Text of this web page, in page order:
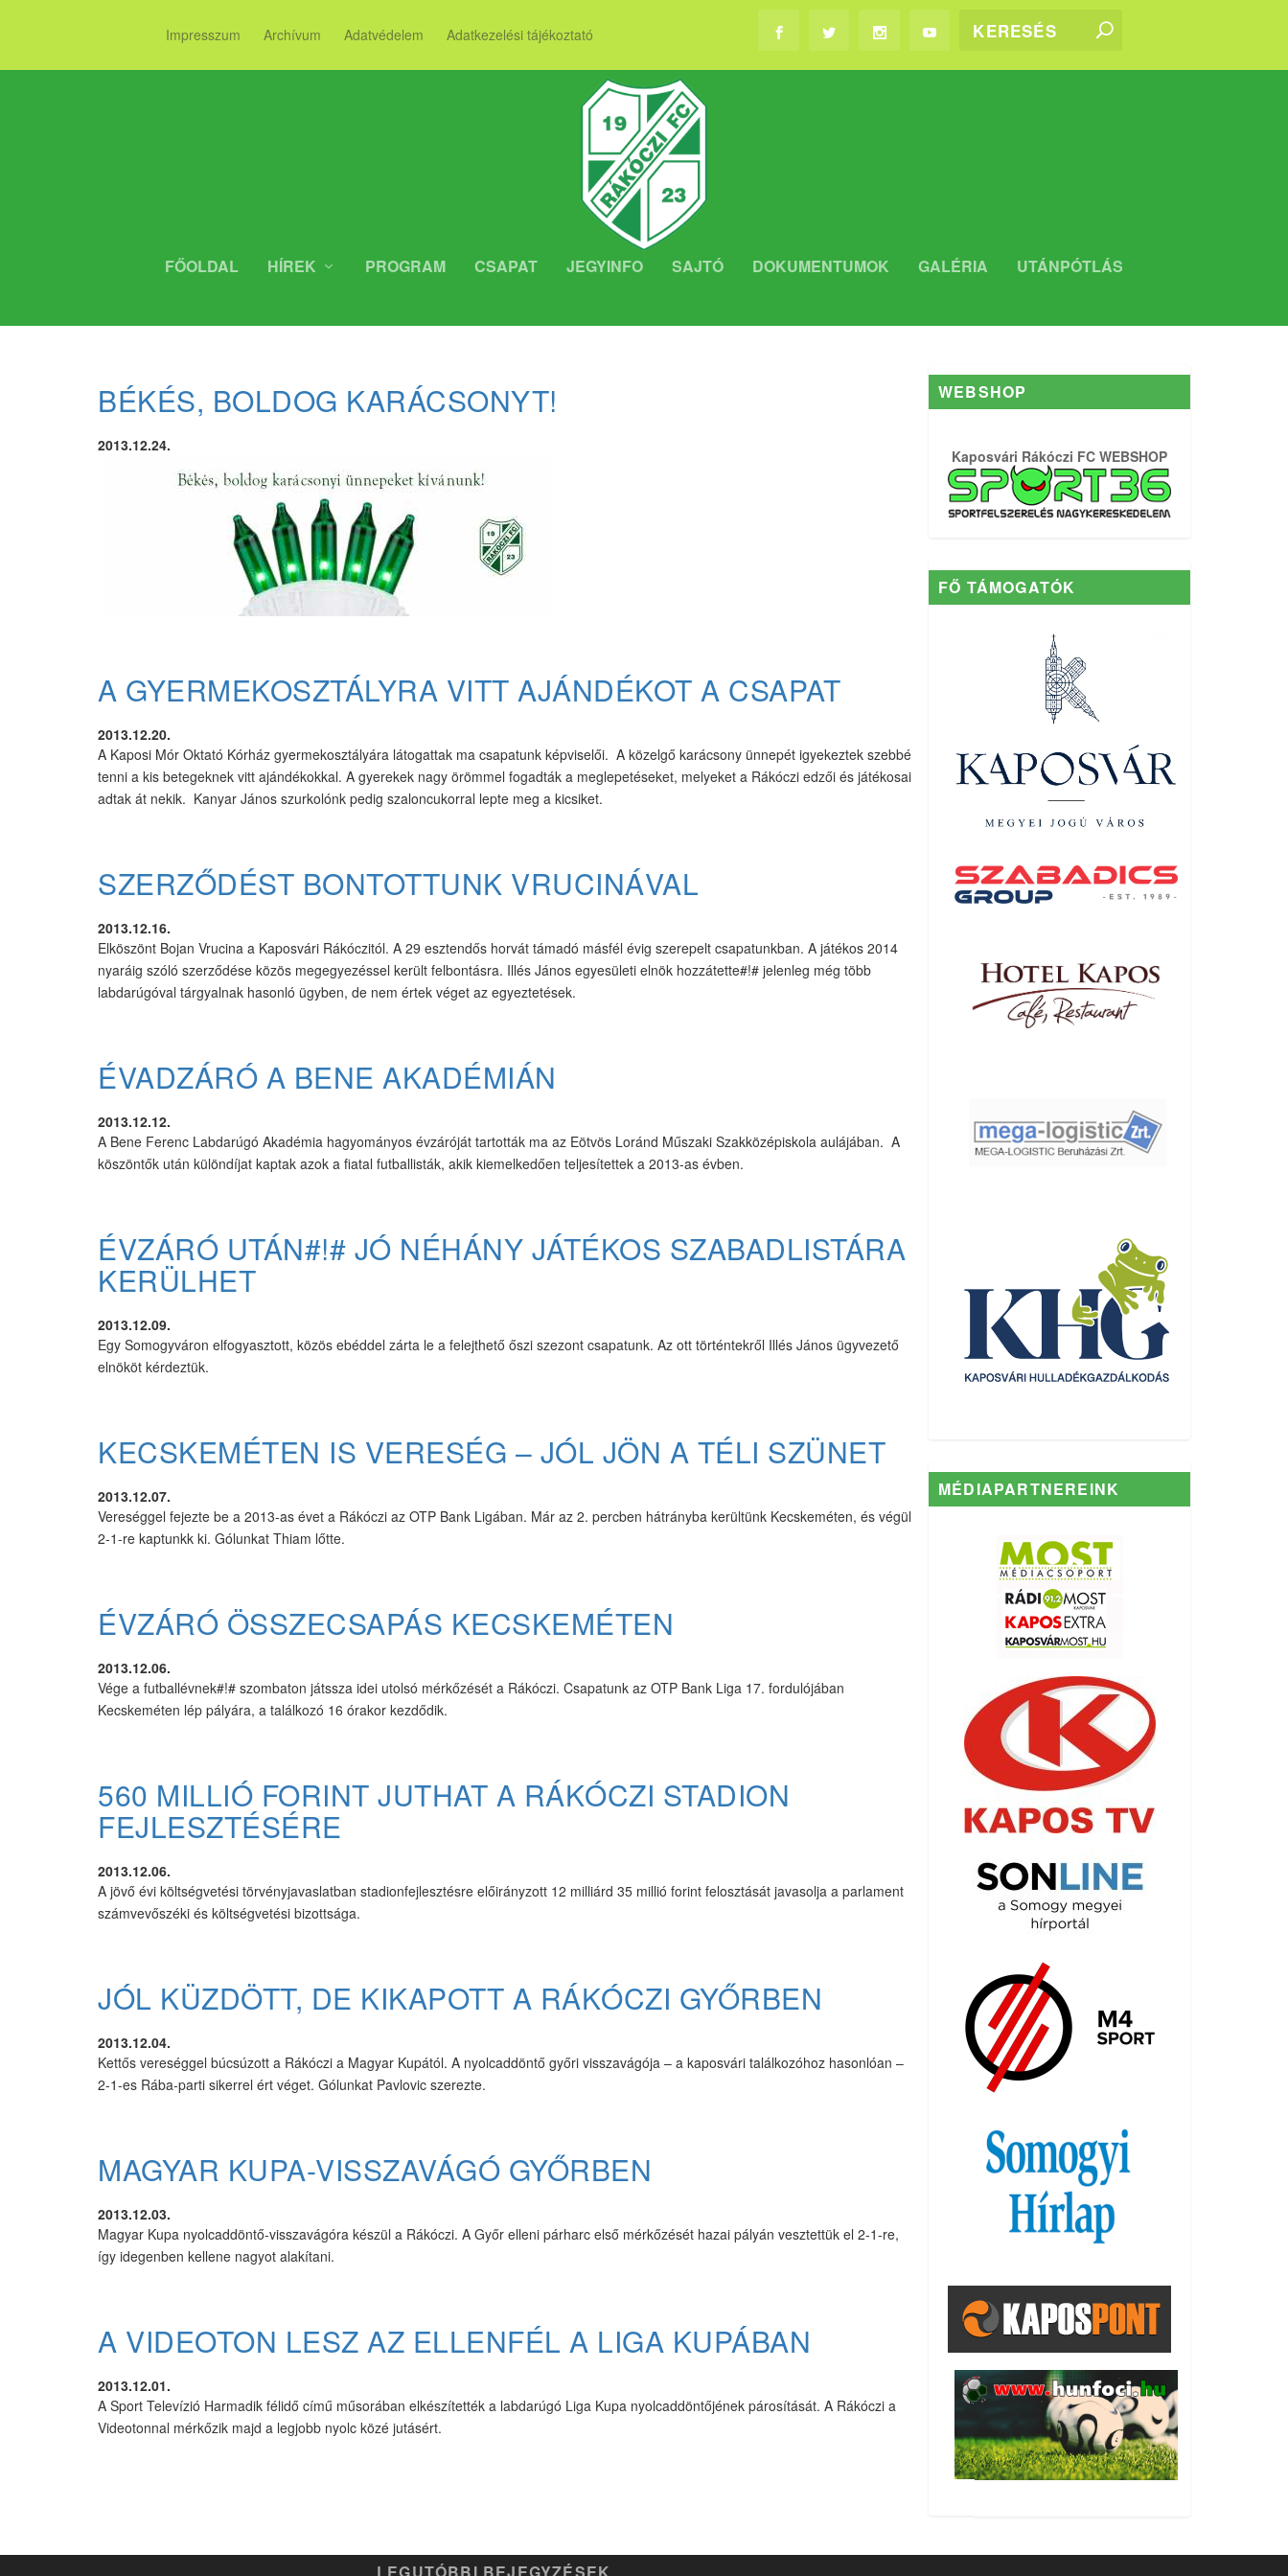
Impresszum Archívum Adatvédelem Adatkezelési tájékoztató
FŐOLDAL HÍREK PROGRAM CSAPAT JEGYINFO SAJTÓ DOKUMENTUMOK GALÉRIA UTÁNPÓTLÁS
BÉKÉS, BOLDOG KARÁCSONYT!
2013.12.24.
A GYERMEKOSZTÁLYRA VITT AJÁNDÉKOT A CSAPAT
2013.12.20.
A Kaposi Mór Oktató Kórház gyermekosztályára látogattak ma csapatunk képviselői. A közelgő karácsony ünnepét igyekeztek szebbé
tenni a kis betegeknek vitt ajándékokkal. A gyerekek nagy örömmel fogadták a meglepetéseket, melyeket a Rákóczi edzői és játékosai
adtak át nekik. Kanyar János szurkolónk pedig szaloncukorral lepte meg a kicsiket.
SZERZŐDÉST BONTOTTUNK VRUCINÁVAL
2013.12.16.
Elköszönt Bojan Vrucina a Kaposvári Rákóczitól. A 29 esztendős horvát támadó másfél évig szerepelt csapatunkban. A játékos 2014
nyaráig szóló szerződése közös megegyezéssel került felbontásra. Illés János egyesületi elnök hozzátette#!# jelenleg még több
labdarúgóval tárgyalnak hasonló ügyben, de nem értek véget az egyeztetések.
ÉVADZÁRÓ A BENE AKADÉMIÁN
2013.12.12.
A Bene Ferenc Labdarúgó Akadémia hagyományos évzáróját tartották ma az Eötvös Loránd Műszaki Szakközépiskola aulájában. A
köszöntők után különdíjat kaptak azok a fiatal futballisták, akik kiemelkedően teljesítettek a 2013-as évben.
ÉVZÁRÓ UTÁN#!# JÓ NÉHÁNY JÁTÉKOS SZABADLISTÁRA
KERÜLHET
2013.12.09.
Egy Somogyváron elfogyasztott, közös ebéddel zárta le a felejthető őszi szezont csapatunk. Az ott történtekről Illés János ügyvezető
elnököt kérdeztük.
KECSKEMÉTEN IS VERESÉG – JÓL JÖN A TÉLI SZÜNET
2013.12.07.
Vereséggel fejezte be a 2013-as évet a Rákóczi az OTP Bank Ligában. Már az 2. percben hátrányba kerültünk Kecskeméten, és végül
2-1-re kaptunkk ki. Gólunkat Thiam lőtte.
ÉVZÁRÓ ÖSSZECSAPÁS KECSKEMÉTEN
2013.12.06.
Vége a futballévnek#!# szombaton játssza idei utolsó mérkőzését a Rákóczi. Csapatunk az OTP Bank Liga 17. fordulójában
Kecskeméten lép pályára, a találkozó 16 órakor kezdődik.
560 MILLIÓ FORINT JUTHAT A RÁKÓCZI STADION
FEJLESZTÉSÉRE
2013.12.06.
A jövő évi költségvetési törvényjavaslatban stadionfejlesztésre előirányzott 12 milliárd 35 millió forint felosztását javasolja a parlament
számvevőszéki és költségvetési bizottsága.
JÓL KÜZDÖTT, DE KIKAPOTT A RÁKÓCZI GYŐRBEN
2013.12.04.
Kettős vereséggel búcsúzott a Rákóczi a Magyar Kupától. A nyolcaddöntő győri visszavágója – a kaposvári találkozóhoz hasonlóan –
2-1-es Rába-parti sikerrel ért véget. Gólunkat Pavlovic szerezte.
MAGYAR KUPA-VISSZAVÁGÓ GYŐRBEN
2013.12.03.
Magyar Kupa nyolcaddöntő-visszavágóra készül a Rákóczi. A Győr elleni párharc első mérkőzését hazai pályán vesztettük el 2-1-re,
így idegenben kellene nagyot alakítani.
A VIDEOTON LESZ AZ ELLENFÉL A LIGA KUPÁBAN
2013.12.01.
A Sport Televízió Harmadik félidő című műsorában elkészítették a labdarúgó Liga Kupa nyolcaddöntőjének párosítását. A Rákóczi a
Videotonnal mérkőzik majd a legjobb nyolc közé jutásért.
WEBSHOP
Kaposvári Rákóczi FC WEBSHOP
FŐ TÁMOGATÓK
MÉDIAPARTNEREINK
LEGUTÓBBI BEJEGYZÉSEK